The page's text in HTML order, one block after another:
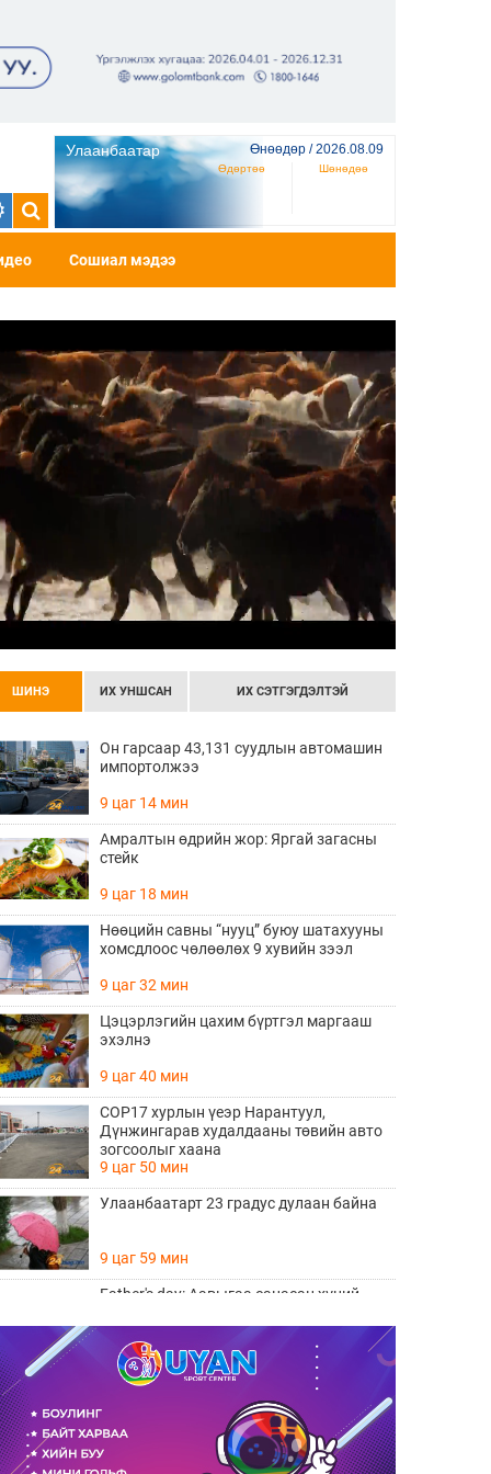
Улаанбаатар Өнөөдөр / 2026.08.09
Өдөртөө Шөнөдөө
Сошиал мэдээ
ШИНЭ ИХ УНШСАН ИХ СЭТГЭГДЭЛТЭЙ
Он гарсаар 43,131 суудлын автомашин
импортолжээ
9 цаг 14 мин
Амралтын өдрийн жор: Яргай загасны
стейк
9 цаг 18 мин
Нөөцийн савны “нууц” буюу шатахууны
хомсдлоос чөлөөлөх 9 хувийн зээл
9 цаг 32 мин
Цэцэрлэгийн цахим бүртгэл маргааш
эхэлнэ
9 цаг 40 мин
COP17 хурлын үеэр Нарантуул,
Дүнжингарав худалдааны төвийн авто
зогсоолыг хаана
9 цаг 50 мин
Улаанбаатарт 23 градус дулаан байна
9 цаг 59 мин
Father's day: Аавыгаа санасан хүний
Өчигдөр 11 цаг 15 мин
Өнөөдөр тоглолтоо хийх гэж байгаа THE
HU хамтлагийн алдартай 10 дуу
Өчигдөр 10 цаг 20 мин